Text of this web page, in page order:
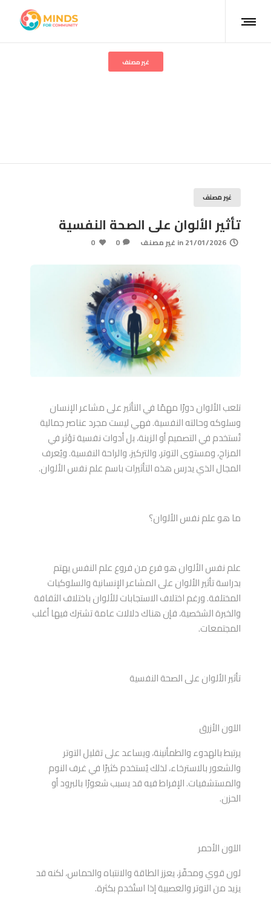
غير مصنف
غير مصنف
تأثير الألوان على الصحة النفسية
21/01/2026
in غير مصنف 0
0
تلعب الألوان دورًا مهمًا في التأثير على مشاعر الإنسان
وسلوكه وحالته النفسية. فهي ليست مجرد عناصر جمالية
تُستخدم في التصميم أو الزينة، بل أدوات نفسية تؤثر في
المزاج، ومستوى التوتر، والتركيز، والراحة النفسية. ويُعرف
المجال الذي يدرس هذه التأثيرات باسم علم نفس الألوان.
ما هو علم نفس الألوان؟
علم نفس الألوان هو فرع من فروع علم النفس يهتم
بدراسة تأثير الألوان على المشاعر الإنسانية والسلوكيات
المختلفة. ورغم اختلاف الاستجابات للألوان باختلاف الثقافة
والخبرة الشخصية، فإن هناك دلالات عامة تشترك فيها أغلب
المجتمعات.
تأثير الألوان على الصحة النفسية
اللون الأزرق
يرتبط بالهدوء والطمأنينة، ويساعد على تقليل التوتر
والشعور بالاسترخاء، لذلك يُستخدم كثيرًا في غرف النوم
والمستشفيات. الإفراط فيه قد يسبب شعورًا بالبرود أو
الحزن.
اللون الأحمر
لون قوي ومحفّز، يعزز الطاقة والانتباه والحماس، لكنه قد
يزيد من التوتر والعصبية إذا استُخدم بكثرة.